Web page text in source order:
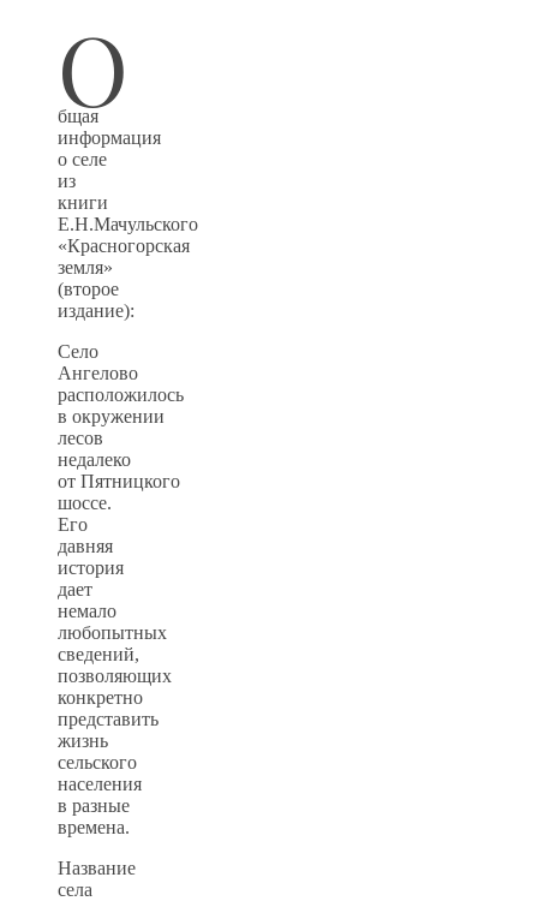
О
бщая
информация
о селе
из
книги
Е.Н.Мачульского
«Красногорская
земля»
(второе
издание):
Село
Ангелово
расположилось
в окружении
лесов
недалеко
от Пятницкого
шоссе.
Его
давняя
история
дает
немало
любопытных
сведений,
позволяющих
конкретно
представить
жизнь
сельского
населения
в разные
времена.
Название
села